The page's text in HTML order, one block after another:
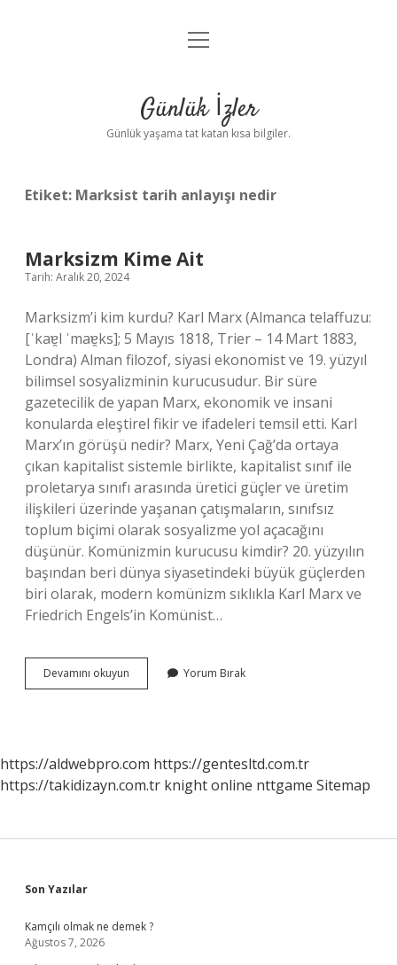
Anasayfa
Yasal Uyarı
menüyü
Günlük İzler
Günlük yaşama tat katan kısa bilgiler.
Etiket: Marksist tarih anlayışı nedir
Marksizm Kime Ait
Tarih: Aralık 20, 2024
Marksizm’i kim kurdu? Karl Marx (Almanca telaffuzu:
[ˈkaɐ̯l ˈmaɐ̯ks]; 5 Mayıs 1818, Trier – 14 Mart 1883,
Londra) Alman filozof, siyasi ekonomist ve 19. yüzyıl
bilimsel sosyalizminin kurucusudur. Bir süre
gazetecilik de yapan Marx, ekonomik ve insani
konularda eleştirel fikir ve ifadeleri temsil etti. Karl
Marx’ın görüşü nedir? Marx, Yeni Çağ’da ortaya
çıkan kapitalist sistemle birlikte, kapitalist sınıf ile
proletarya sınıfı arasında üretici güçler ve üretim
ilişkileri üzerinde yaşanan çatışmaların, sınıfsız
toplum biçimi olarak sosyalizme yol açacağını
düşünür. Komünizmin kurucusu kimdir? 20. yüzyılın
başından beri dünya siyasetindeki büyük güçlerden
biri olarak, modern komünizm sıklıkla Karl Marx ve
Friedrich Engels’in Komünist…
Devamını okuyun Marksizm
Kime
Yorum Bırak
https://aldwebpro.com https://gentesltd.com.tr
https://takidizayn.com.tr knight online nttgame Sitemap
Sidebar
Son Yazılar
Kamçılı olmak ne demek ?
Ağustos 7, 2026